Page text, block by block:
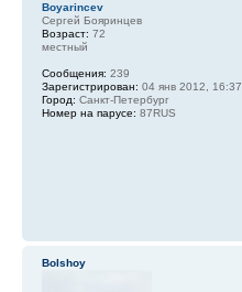
Boyarincev
Сергей Бояринцев
Возраст: 72
местный
Сообщения: 239
Зарегистрирован: 04 янв 2012, 16:37
Город: Санкт-Петербург
Номер на парусе: 87RUS
Bolshoy